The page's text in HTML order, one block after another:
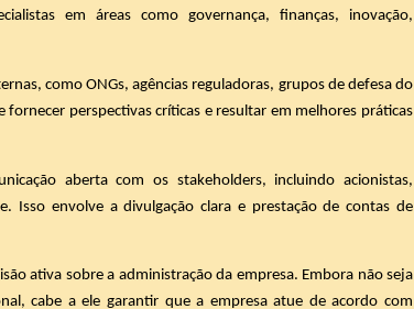
em áreas como governança, finanças, inovação,
como ONGs, agências reguladoras, grupos de defesa do
perspectivas críticas e resultar em melhores práticas
aberta com os stakeholders, incluindo acionistas,
Isso envolve a divulgação clara e prestação de contas de
ativa sobre a administração da empresa. Embora não seja
cabe a ele garantir que a empresa atue de acordo com